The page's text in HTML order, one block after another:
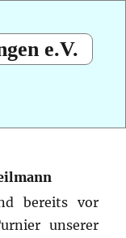
e.V.
bereits vor
unserer